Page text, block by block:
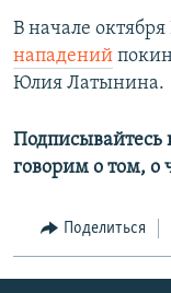
В начале
нападений
Юлия Латынина.
Подписывайтесь
говорим о том, о
Поделиться